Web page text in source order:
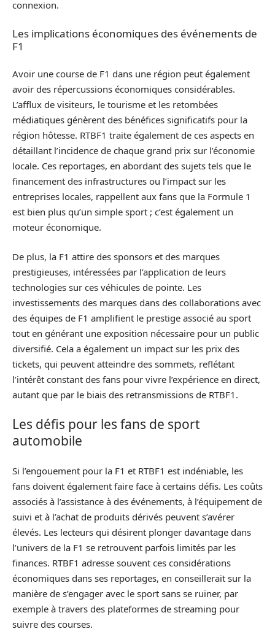
connexion.
Les implications économiques des événements de
F1
Avoir une course de F1 dans une région peut également
avoir des répercussions économiques considérables.
L’afflux de visiteurs, le tourisme et les retombées
médiatiques génèrent des bénéfices significatifs pour la
région hôtesse. RTBF1 traite également de ces aspects en
détaillant l’incidence de chaque grand prix sur l’économie
locale. Ces reportages, en abordant des sujets tels que le
financement des infrastructures ou l’impact sur les
entreprises locales, rappellent aux fans que la Formule 1
est bien plus qu’un simple sport ; c’est également un
moteur économique.
De plus, la F1 attire des sponsors et des marques
prestigieuses, intéressées par l’application de leurs
technologies sur ces véhicules de pointe. Les
investissements des marques dans des collaborations avec
des équipes de F1 amplifient le prestige associé au sport
tout en générant une exposition nécessaire pour un public
diversifié. Cela a également un impact sur les prix des
tickets, qui peuvent atteindre des sommets, reflétant
l’intérêt constant des fans pour vivre l’expérience en direct,
autant que par le biais des retransmissions de RTBF1.
Les défis pour les fans de sport
automobile
Si l’engouement pour la F1 et RTBF1 est indéniable, les
fans doivent également faire face à certains défis. Les coûts
associés à l’assistance à des événements, à l’équipement de
suivi et à l’achat de produits dérivés peuvent s’avérer
élevés. Les lecteurs qui désirent plonger davantage dans
l’univers de la F1 se retrouvent parfois limités par les
finances. RTBF1 adresse souvent ces considérations
économiques dans ses reportages, en conseillerait sur la
manière de s’engager avec le sport sans se ruiner, par
exemple à travers des plateformes de streaming pour
suivre des courses.